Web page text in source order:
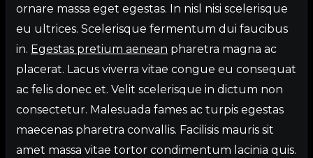
ornare massa eget egestas. In nisl nisi scelerisque
eu ultrices. Scelerisque fermentum dui faucibus
in. Egestas pretium aenean pharetra magna ac
placerat. Lacus viverra vitae congue eu consequat
ac felis donec et. Velit scelerisque in dictum non
consectetur. Malesuada fames ac turpis egestas
maecenas pharetra convallis. Facilisis mauris sit
amet massa vitae tortor condimentum lacinia quis.